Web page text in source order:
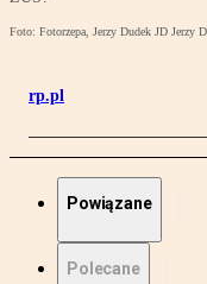
Foto: Fotorzepa, Jerzy Dudek JD Jerzy
rp.pl
Powiązane
Polecane